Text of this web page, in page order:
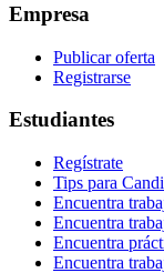
Empresa
Publicar oferta
Registrarse
Estudiantes
Regístrate
Tips para
Encuentra
Encuentra
Encuentra
Encuentra